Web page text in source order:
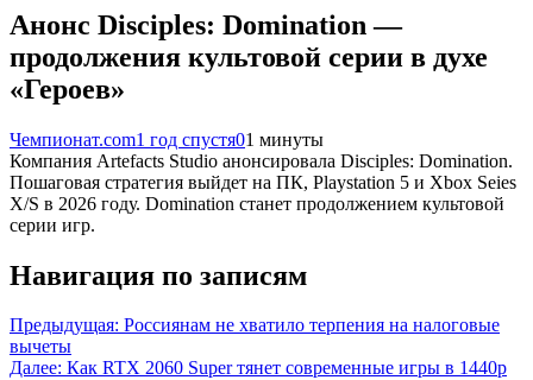
Анонс Disciples: Domination —
продолжения культовой серии в духе
«Героев»
Чемпионат.com1 год спустя01 минуты
Компания Artefacts Studio анонсировала Disciples: Domination.
Пошаговая стратегия выйдет на ПК, Playstation 5 и Xbox Seies
X/S в 2026 году. Domination станет продолжением культовой
серии игр.
Навигация по записям
Предыдущая: Россиянам не хватило терпения на налоговые
вычеты
Далее: Как RTX 2060 Super тянет современные игры в 1440p